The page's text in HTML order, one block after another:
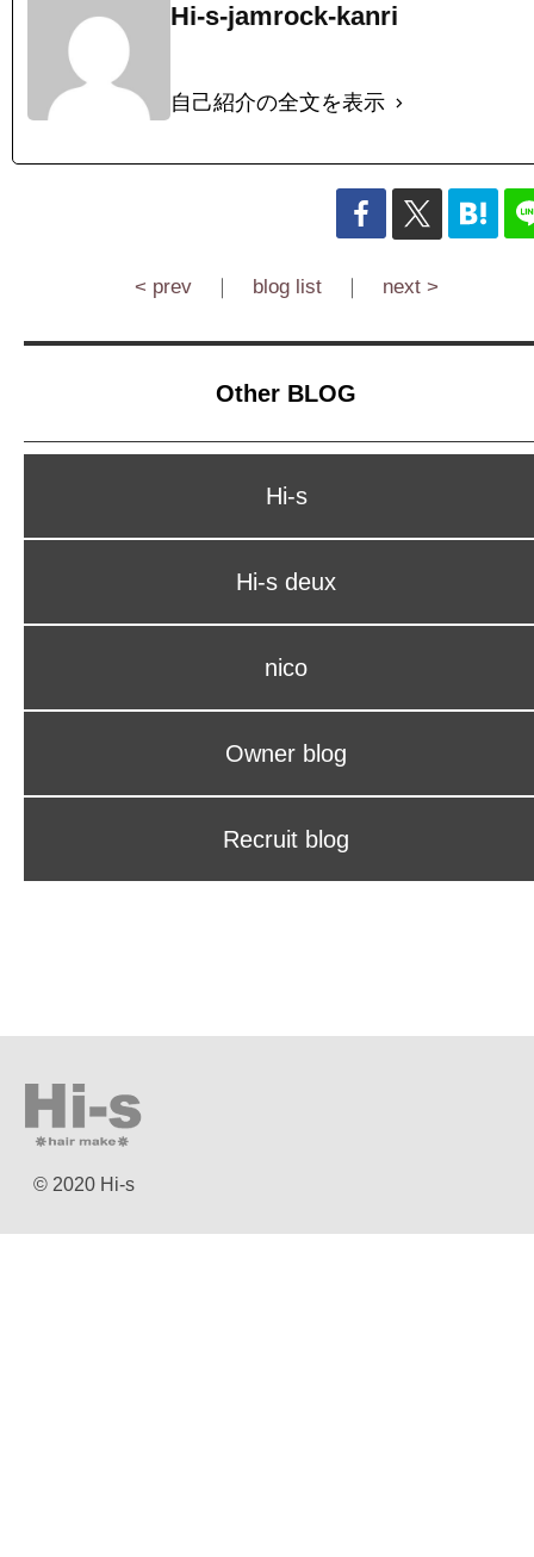
Hi-s-jamrock-kanri
自己紹介の全文を表示
< prev｜ blog list｜ next >
Other BLOG
Hi-s
Hi-s deux
nico
Owner blog
Recruit blog
© 2020 Hi-s